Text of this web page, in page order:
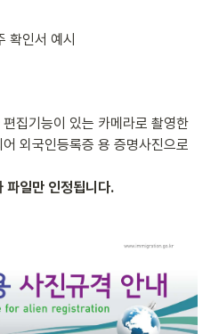
확인서 예시
집기능이 있는 카메라로 촬영한
외국인등록증 용 증명사진으로
파일만 인정됩니다.